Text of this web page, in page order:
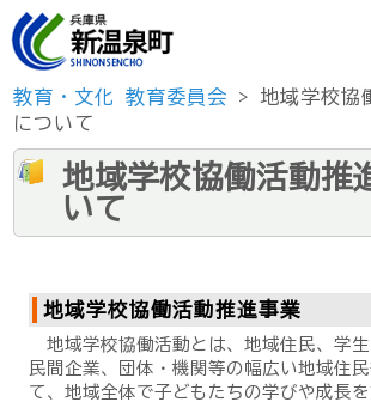
教育・文化 教育委員会 > 地域学校協
について
地域学校協働活動推
いて
地域学校協働活動推進事業
地域学校協働活動とは、地域住民、学生
民間企業、団体・機関等の幅広い地域住
て、地域全体で子どもたちの学びや成長